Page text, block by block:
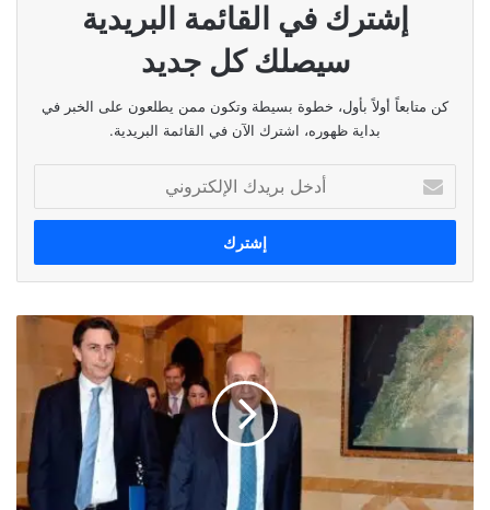
نسخ الرابط
إشترك في القائمة البريدية
سيصلك كل جديد
كن متابعاً أولاً بأول، خطوة بسيطة وتكون ممن يطلعون على الخبر في
بداية ظهوره، اشترك الآن في القائمة البريدية.
بريدك
الإلكتروني
حساب
"أبو
مصطفى"
تقل